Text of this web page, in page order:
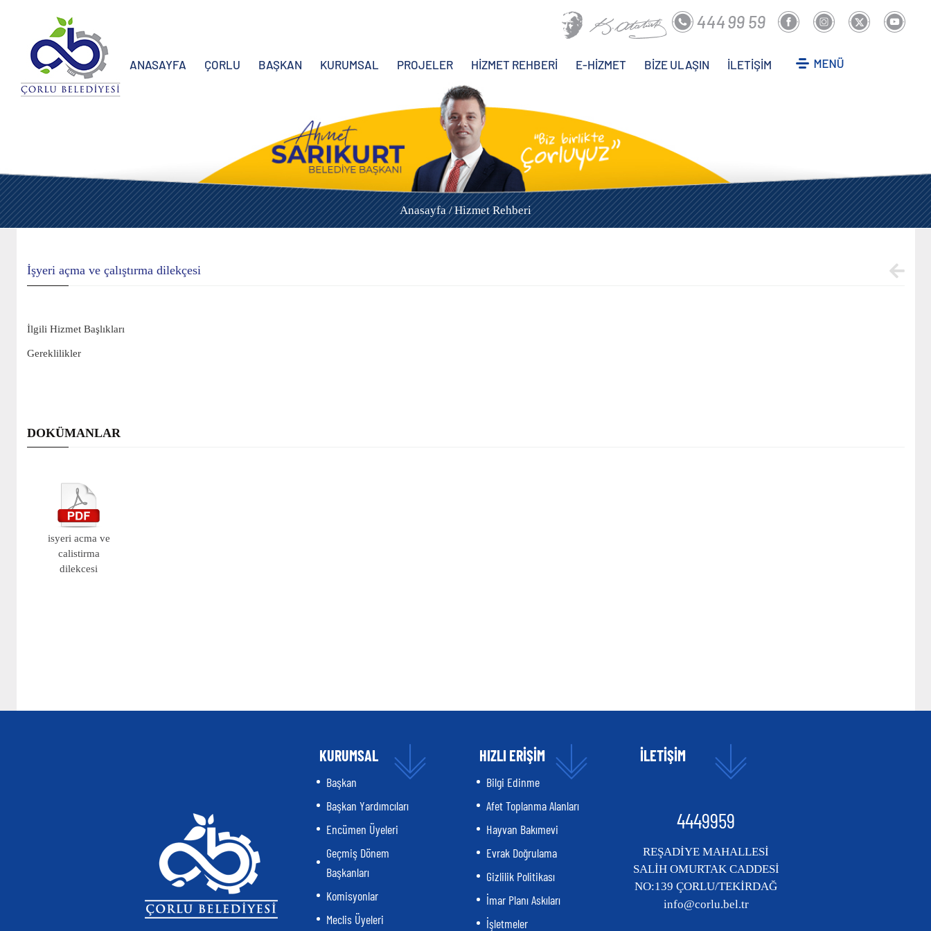
ANASAYFA ÇORLU BAŞKAN KURUMSAL PROJELER HİZMET REHBERİ E-HİZMET BİZE ULAŞIN İLETİŞİM
Anasayfa /Hizmet Rehberi
İşyeri açma ve çalıştırma dilekçesi
İlgili Hizmet Başlıkları
Gereklilikler
DOKÜMANLAR
isyeri acma ve
calistirma
dilekcesi
KURUMSAL
Başkan
Başkan Yardımcıları
Encümen Üyeleri
Geçmiş Dönem
Başkanları
Komisyonlar
Meclis Üyeleri
HIZLI ERİŞİM
Bilgi Edinme
Afet Toplanma Alanları
Hayvan Bakımevi
Evrak Doğrulama
Gizlilik Politikası
İmar Planı Askıları
İşletmeler
İLETİŞİM
4449959
REŞADİYE MAHALLESİ
SALİH OMURTAK CADDESİ
NO:139 ÇORLU/TEKİRDAĞ
info@corlu.bel.tr